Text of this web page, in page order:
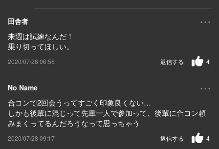
田舎者 ...
来週は試練なんだ！
乗り切ってほしい。
2020/07/28 06:56 4
返信する
No Name ...
合コンで2回会うってすごく印象良くない…
しかも後輩に混じって先輩一人で参加って、後輩に合コン頼
みまくってるんだろうなって思っちゃう
2020/07/28 09:17 4
返信する